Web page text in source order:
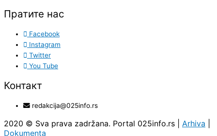
Пратите нас
Facebook
Instagram
Twitter
You Tube
Контакт
redakcija@025info.rs
2020 © Sva prava zadržana. Portal 025info.rs | Arhiva
Dokumenta